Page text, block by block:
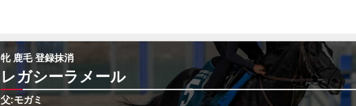
牝 鹿毛 登録抹消
レガシーラメール
父:モガミ